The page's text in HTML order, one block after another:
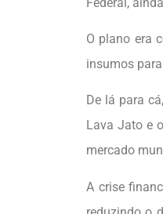
O plano era
insumos
De lá para
Lava Jato e
mercado
A crise